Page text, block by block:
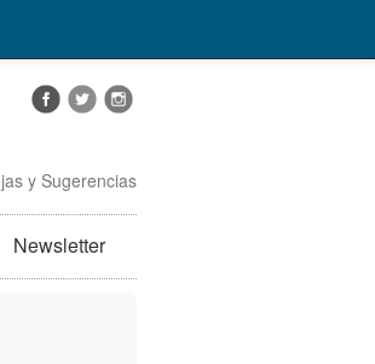
y Sugerencias
Newsletter